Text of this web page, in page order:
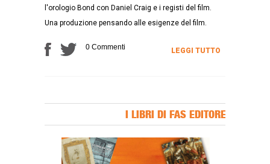
l'orologio Bond con Daniel Craig e i registi del film.
Una produzione pensando alle esigenze del film.
0 Commenti LEGGI TUTTO
I LIBRI DI FAS EDITORE